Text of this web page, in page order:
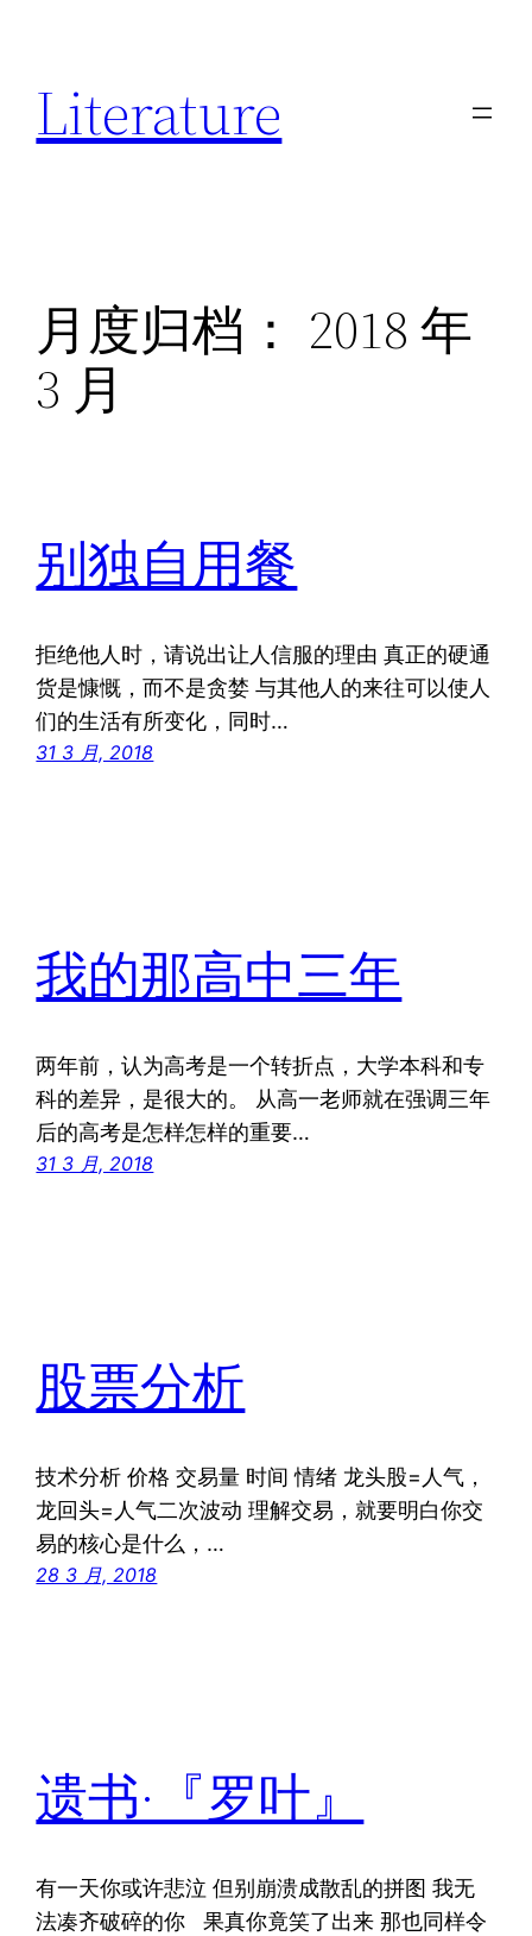
Literature
月度归档： 2018 年
3 月
别独自用餐
拒绝他人时，请说出让人信服的理由 真正的硬通
货是慷慨，而不是贪婪 与其他人的来往可以使人
们的生活有所变化，同时…
31 3 月, 2018
我的那高中三年
两年前，认为高考是一个转折点，大学本科和专
科的差异，是很大的。 从高一老师就在强调三年
后的高考是怎样怎样的重要…
31 3 月, 2018
股票分析
技术分析 价格 交易量 时间 情绪 龙头股=人气，
龙回头=人气二次波动 理解交易，就要明白你交
易的核心是什么，…
28 3 月, 2018
遗书·『罗叶』
有一天你或许悲泣 但别崩溃成散乱的拼图 我无
法凑齐破碎的你 果真你竟笑了出来 那也同样令